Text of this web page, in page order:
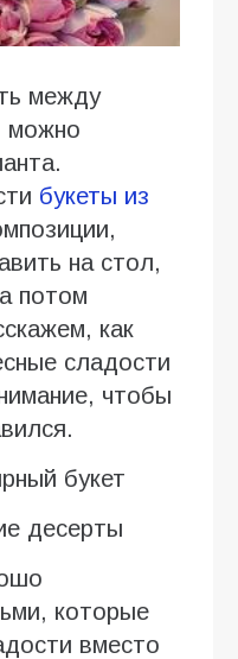
между
можно
букеты из
на стол,
потом
как
сладости
чтобы
букет
десерты
которые
вместо